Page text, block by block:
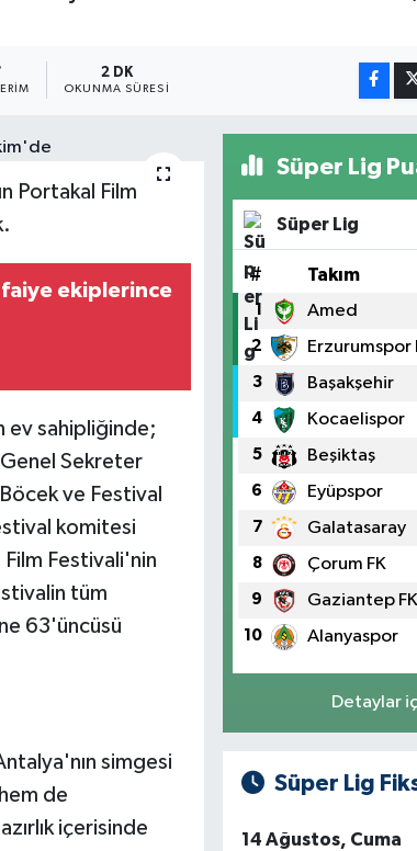
2 DK
OKUNMA SÜRESI
Portakal Film
ekiplerince
ev sahipliğinde;
Sekreter
ve Festival
komitesi
Film Festivali'nin
tüm
63'üncüsü
simgesi
de
içerisinde
Süper Lig
Süper Lig
# Takım
1 Amed
2 Erzurumspor
3 Başakşehir
4 Kocaelispor
5 Beşiktaş
6 Eyüpspor
7 Galatasaray
8 Çorum FK
9 Gaziantep FK
10 Alanyaspor
Detaylar
Süper Lig
14 Ağustos, Cuma